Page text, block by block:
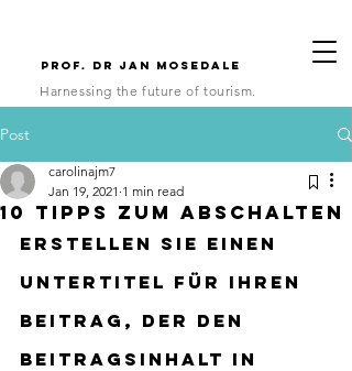
Prof. Dr Jan Mosedale
Harnessing the future of tourism.
Post
10 Tipps zum Abschalten
carolinajm7
Jan 19, 2021 1 min read
Erstellen Sie einen
Untertitel für Ihren
Beitrag, der den
Beitragsinhalt in